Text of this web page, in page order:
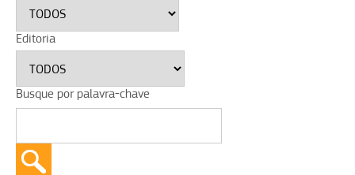
Editoria
Busque por palavra-chave